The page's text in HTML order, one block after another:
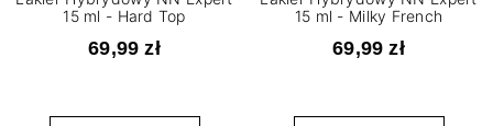
15 ml - Hard Top
69,99 zł
15 ml - Milky French
69,99 zł